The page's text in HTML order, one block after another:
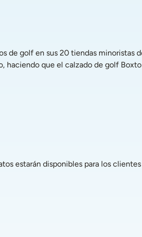
de golf en sus 20 tiendas minoristas
haciendo que el calzado de golf